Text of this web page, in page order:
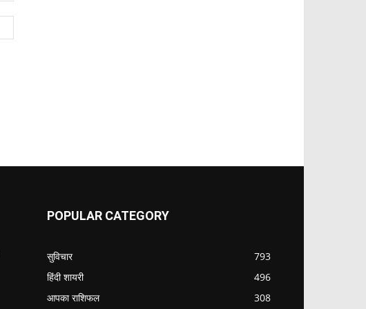
POPULAR CATEGORY
सुविचार
793
हिंदी शायरी
496
आपका राशिफल
308